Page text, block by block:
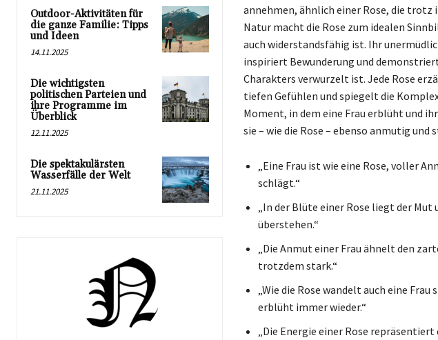
Outdoor-Aktivitäten für
die ganze Familie: Tipps
und Ideen
14.11.2025
Die wichtigsten
politischen Parteien und
ihre Programme im
Überblick
12.11.2025
Die spektakulärsten
Wasserfälle der Welt
21.11.2025
annehmen, ähnlich einer Rose, die
Natur macht die Rose zum idealen
auch widerstandsfähig ist. Ihr
inspiriert Bewunderung und
Charakters verwurzelt ist. Jede Rose
tiefen Gefühlen und spiegelt die
Moment, in dem eine Frau erblüht und
sie – wie die Rose – ebenso anmutig und
„Eine Frau ist wie eine Rose, voller
schlägt.“
„In der Blüte einer Rose liegt der
überstehen.“
„Die Anmut einer Frau ähnelt den
trotzdem stark.“
„Wie die Rose wandelt auch eine
erblüht immer wieder.“
„Die Energie einer Rose